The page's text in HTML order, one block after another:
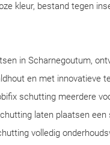
kleur, bestand tegen
in Scharnegoutum,
en met
schutting meerdere
laten plaatsen
volledig